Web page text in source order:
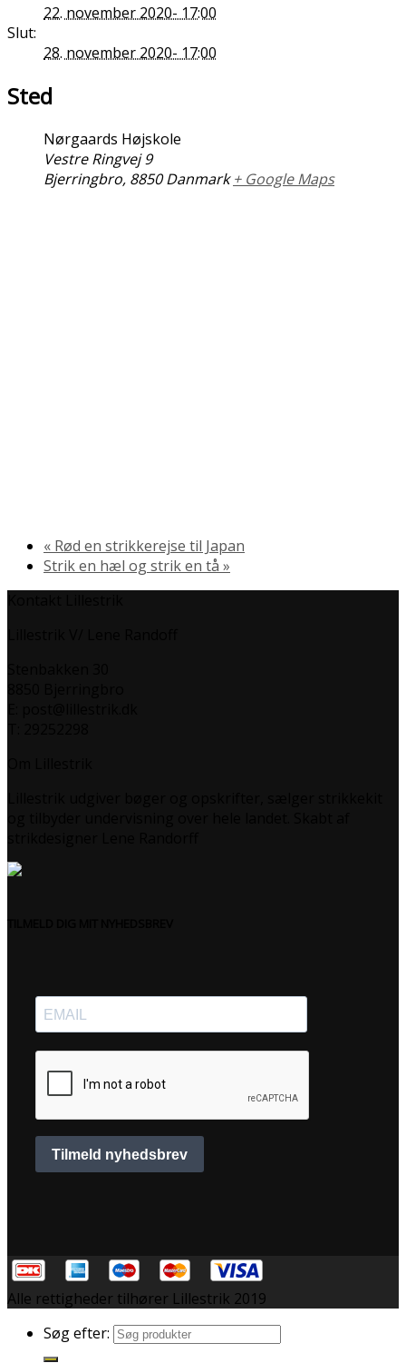
22. november 2020- 17:00
Slut:
28. november 2020- 17:00
Sted
Nørgaards Højskole
Vestre Ringvej 9
Bjerringbro, 8850 Danmark + Google Maps
« Rød en strikkerejse til Japan
Strik en hæl og strik en tå »
Alle rettigheder tilhører Lillestrik 2019
Søg efter: